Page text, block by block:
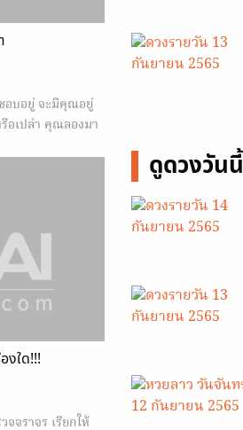
บอยู่ จะมีคุณอยู่
อเปล่า คุณลองมา
งใด!!!
จราจร เรียกให้
ดูดวงวันนี้